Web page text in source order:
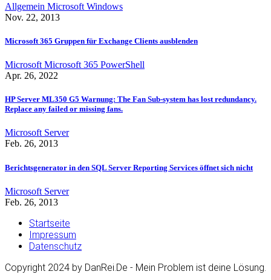
Allgemein Microsoft Windows
Nov. 22, 2013
Microsoft 365 Gruppen für Exchange Clients ausblenden
Microsoft Microsoft 365 PowerShell
Apr. 26, 2022
HP Server ML350 G5 Warnung: The Fan Sub-system has lost redundancy.
Replace any failed or missing fans.
Microsoft Server
Feb. 26, 2013
Berichtsgenerator in den SQL Server Reporting Services öffnet sich nicht
Microsoft Server
Feb. 26, 2013
Startseite
Impressum
Datenschutz
Copyright 2024 by DanRei.De - Mein Problem ist deine Lösung.